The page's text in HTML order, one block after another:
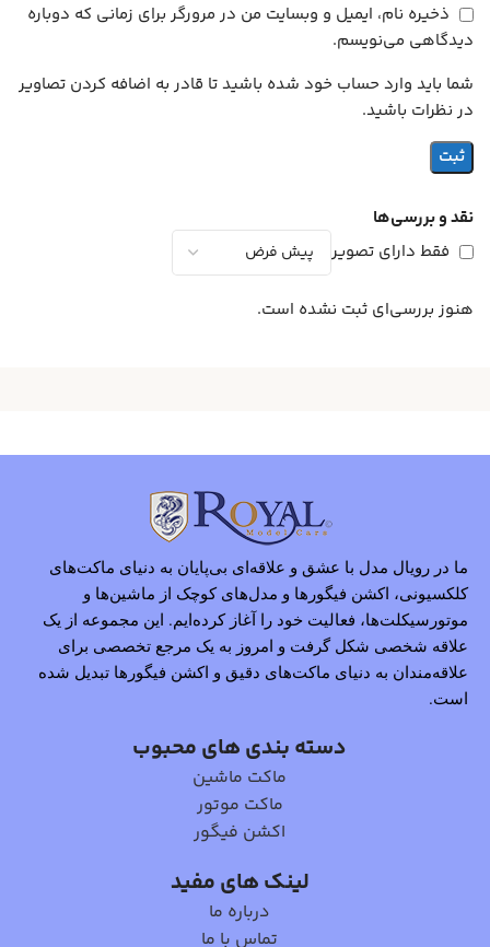
نقد و بررسی‌ها
فقط دارای تصویر
هنوز بررسی‌ای ثبت نشده است.
ذخیره نام، ایمیل و وبسایت من در مرورگر برای زمانی که دوباره
دیدگاهی می‌نویسم.
شما باید وارد حساب خود شده باشید تا قادر به اضافه کردن تصاویر
در نظرات باشید.
ما در رویال مدل با عشق و علاقه‌ای بی‌پایان به دنیای ماکت‌های
کلکسیونی، اکشن فیگورها و مدل‌های کوچک از ماشین‌ها و
موتورسیکلت‌ها، فعالیت خود را آغاز کرده‌ایم. این مجموعه از یک
علاقه شخصی شکل گرفت و امروز به یک مرجع تخصصی برای
علاقه‌مندان به دنیای ماکت‌های دقیق و اکشن فیگورها تبدیل شده
است.
دسته بندی های محبوب
ماکت ماشین
ماکت موتور
اکشن فیگور
لینک های مفید
درباره ما
تماس با ما